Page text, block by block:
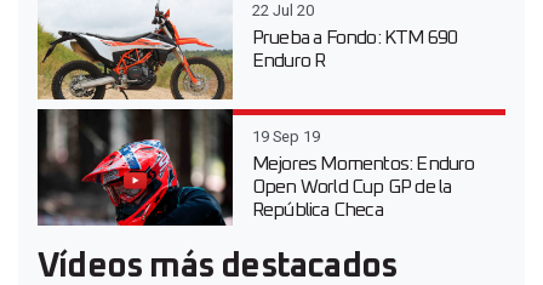
22 Jul 20
Prueba a Fondo: KTM 690
Enduro R
19 Sep 19
Mejores Momentos: Enduro
Open World Cup GP de la
República Checa
Vídeos más destacados